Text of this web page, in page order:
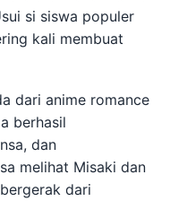
si siswa populer
kali membuat
dari anime romance
berhasil
dan
melihat Misaki dan
dari